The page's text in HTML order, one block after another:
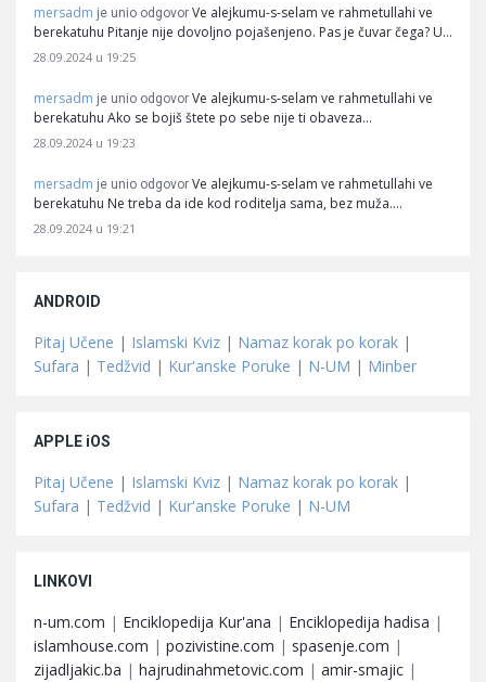
mersadm je unio odgovor Ve alejkumu-s-selam ve rahmetullahi ve
berekatuhu Pitanje nije dovoljno pojašenjeno. Pas je čuvar čega? U…
28.09.2024 u 19:25
mersadm je unio odgovor Ve alejkumu-s-selam ve rahmetullahi ve
berekatuhu Ako se bojiš štete po sebe nije ti obaveza…
28.09.2024 u 19:23
mersadm je unio odgovor Ve alejkumu-s-selam ve rahmetullahi ve
berekatuhu Ne treba da ide kod roditelja sama, bez muža.…
28.09.2024 u 19:21
ANDROID
Pitaj Učene | Islamski Kviz | Namaz korak po korak |
Sufara | Tedžvid | Kur'anske Poruke | N-UM | Minber
APPLE iOS
Pitaj Učene | Islamski Kviz | Namaz korak po korak |
Sufara | Tedžvid | Kur'anske Poruke | N-UM
LINKOVI
n-um.com | Enciklopedija Kur'ana | Enciklopedija hadisa |
islamhouse.com | pozivistine.com | spasenje.com |
zijadljakic.ba | hajrudinahmetovic.com | amir-smajic |